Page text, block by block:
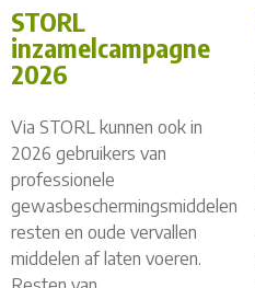
STORL
inzamelcampagne
2026
Via STORL kunnen ook in
2026 gebruikers van
professionele
gewasbeschermingsmiddelen
resten en oude vervallen
middelen af laten voeren.